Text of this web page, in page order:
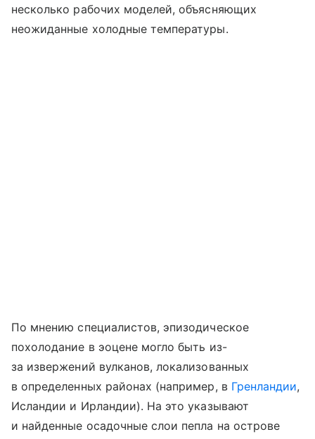
несколько рабочих моделей, объясняющих
неожиданные холодные температуры.
По мнению специалистов, эпизодическое
похолодание в эоцене могло быть из-
за извержений вулканов, локализованных
в определенных районах (например, в Гренландии,
Исландии и Ирландии). На это указывают
и найденные осадочные слои пепла на острове